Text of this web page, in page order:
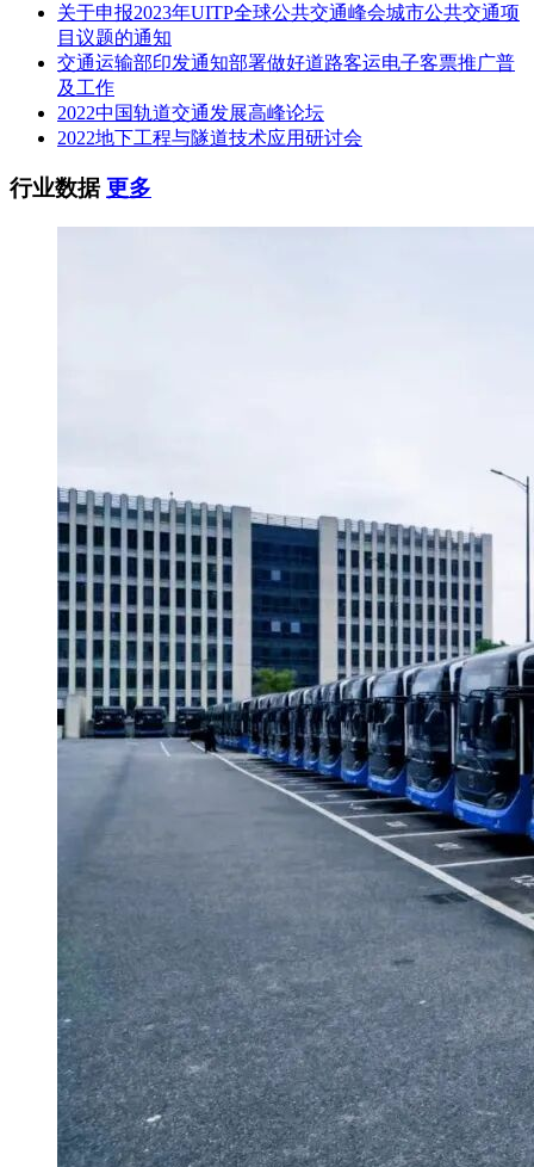
关于申报2023年UITP全球公共交通峰会城市公共交通项
目议题的通知
交通运输部印发通知部署做好道路客运电子客票推广普
及工作
2022中国轨道交通发展高峰论坛
2022地下工程与隧道技术应用研讨会
行业数据更多